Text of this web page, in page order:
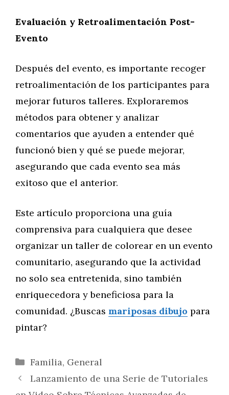
Evaluación y Retroalimentación Post-
Evento
Después del evento, es importante recoger
retroalimentación de los participantes para
mejorar futuros talleres. Exploraremos
métodos para obtener y analizar
comentarios que ayuden a entender qué
funcionó bien y qué se puede mejorar,
asegurando que cada evento sea más
exitoso que el anterior.
Este artículo proporciona una guía
comprensiva para cualquiera que desee
organizar un taller de colorear en un evento
comunitario, asegurando que la actividad
no solo sea entretenida, sino también
enriquecedora y beneficiosa para la
comunidad. ¿Buscas mariposas dibujo para
pintar?
Categorías
Familia, General
Lanzamiento de una Serie de Tutoriales